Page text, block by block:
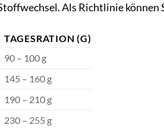
Als Richtlinie können
TAGESRATION (G)
90 – 100 g
145 – 160 g
190 – 210 g
230 – 255 g